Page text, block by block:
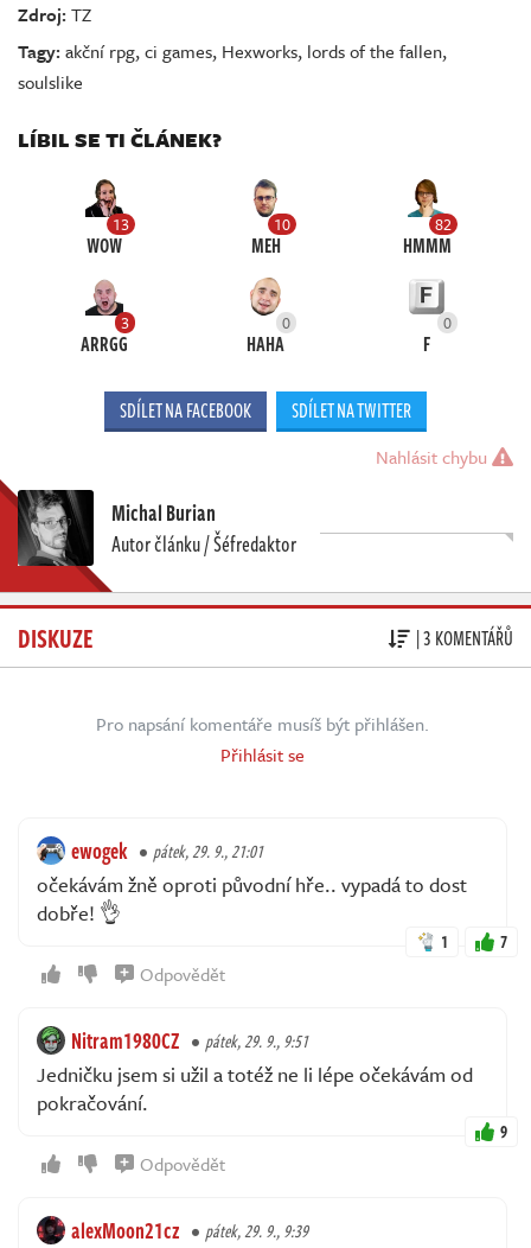
Zdroj:TZ
Tagy:akční rpg,ci games, Hexworks, lords of the fallen,
soulslike
LÍBIL SE TI ČLÁNEK?
13
WOW
10
MEH
82
HMMM
3
ARRGG
0
HAHA
0
F
SDÍLET NA FACEBOOK SDÍLET NA TWITTER
Nahlásit chybu
Michal Burian
Autor článku / Šéfredaktor
DISKUZE | 3 KOMENTÁŘŮ
Pro napsání komentáře musíš být přihlášen.
Přihlásit se
ewogek pátek, 29. 9., 21:01
očekávám žně oproti původní hře.. vypadá to dost
dobře! 👌
1 7
Odpovědět
Nitram1980CZ pátek, 29. 9., 9:51
Jedničku jsem si užil a totéž ne li lépe očekávám od
pokračování.
9
Odpovědět
alexMoon21cz pátek, 29. 9., 9:39